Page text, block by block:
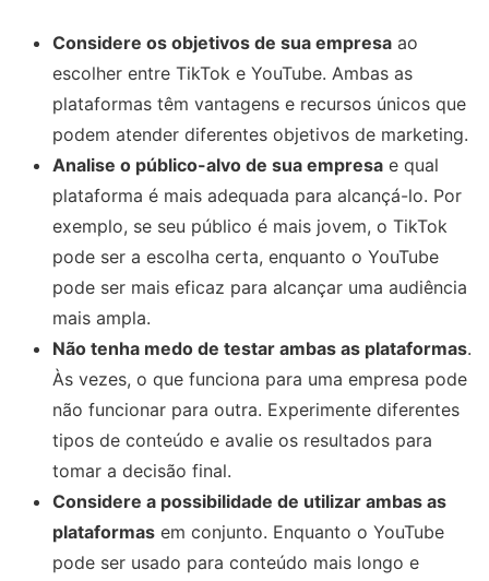
Considere os objetivos de sua empresa ao
escolher entre TikTok e YouTube. Ambas as
plataformas têm vantagens e recursos únicos que
podem atender diferentes objetivos de marketing.
Analise o público-alvo de sua empresa e qual
plataforma é mais adequada para alcançá-lo. Por
exemplo, se seu público é mais jovem, o TikTok
pode ser a escolha certa, enquanto o YouTube
pode ser mais eficaz para alcançar uma audiência
mais ampla.
Não tenha medo de testar ambas as plataformas.
Às vezes, o que funciona para uma empresa pode
não funcionar para outra. Experimente diferentes
tipos de conteúdo e avalie os resultados para
tomar a decisão final.
Considere a possibilidade de utilizar ambas as
plataformas em conjunto. Enquanto o YouTube
pode ser usado para conteúdo mais longo e